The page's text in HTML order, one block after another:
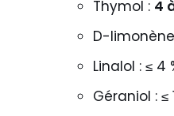
Thymol : 4
D-limonène
Linalol : ≤ 4
Géraniol : ≤